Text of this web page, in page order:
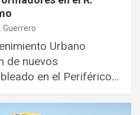
Guerrero
Urbano
de nuevos
en el Periférico…